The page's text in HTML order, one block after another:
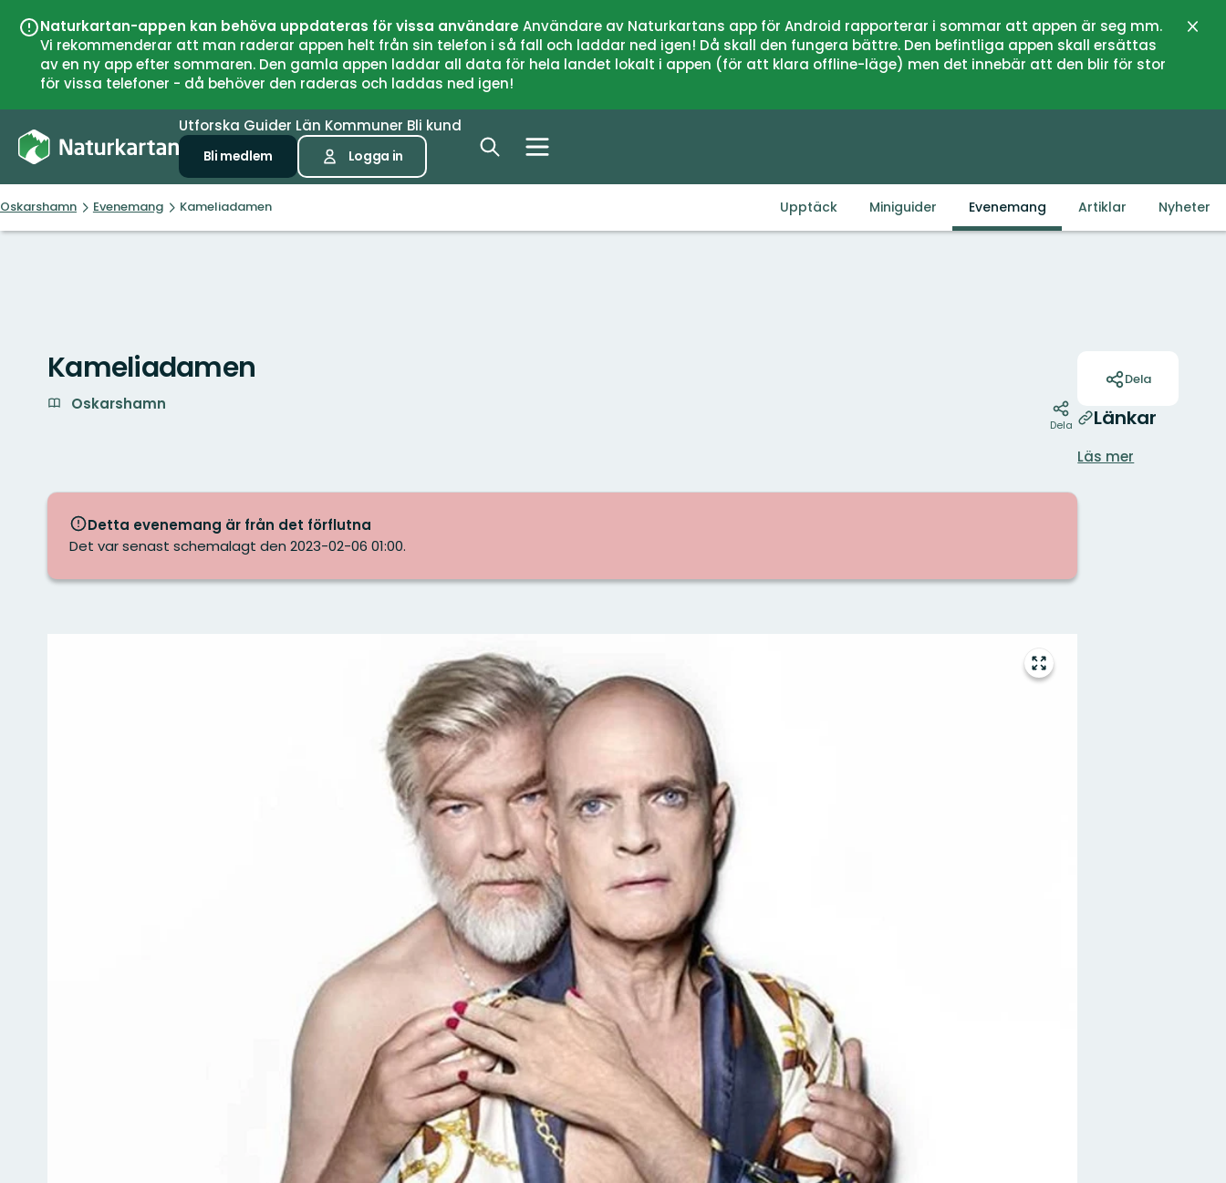
Naturkartan-appen kan behöva uppdateras för vissa användareAnvändare av Naturkartans app för Android rapporterar i sommar att appen är seg mm.
Vi rekommenderar att man raderar appen helt från sin telefon i så fall och laddar ned igen! Då skall den fungera bättre. Den befintliga appen skall ersättas
av en ny app efter sommaren. Den gamla appen laddar all data för hela landet lokalt i appen (för att klara offline-läge) men det innebär att den blir för stor
för vissa telefoner - då behöver den raderas och laddas ned igen!
Utforska Guider Län Kommuner Bli kund
Bli medlem Logga in
Oskarshamn Evenemang Kameliadamen Upptäck Miniguider Evenemang Artiklar Nyheter
Kameliadamen
Oskarshamn
Dela
Detta evenemang är från det förflutna
Det var senast schemalagt den 2023-02-06 01:00.
Gå
till
Dela
Länkar
Läs mer